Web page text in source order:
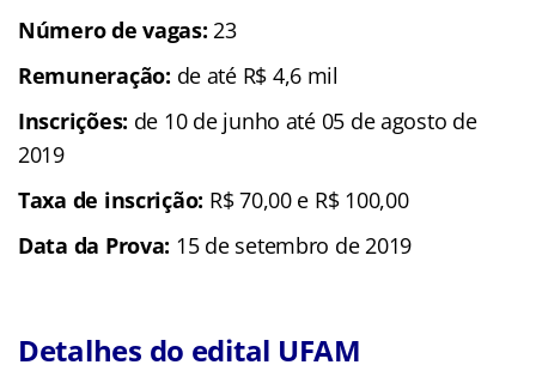
Número de vagas:23
Remuneração: de até R$ 4,6 mil
Inscrições: de 10 de junho até 05 de agosto de
2019
Taxa de inscrição: R$ 70,00 e R$ 100,00
Data da Prova: 15 de setembro de 2019
Detalhes do edital UFAM